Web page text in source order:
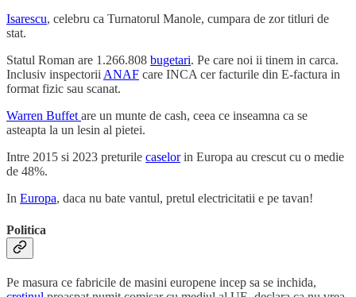
Isarescu, celebru ca Turnatorul Manole, cumpara de zor titluri de
stat.
Statul Roman are 1.266.808 bugetari. Pe care noi ii tinem in carca.
Inclusiv inspectorii ANAF care INCA cer facturile din E-factura in
format fizic sau scanat.
Warren Buffet are un munte de cash, ceea ce inseamna ca se
asteapta la un lesin al pietei.
Intre 2015 si 2023 preturile caselorin Europa au crescut cu o medie
de 48%.
In Europa, daca nu bate vantul, pretul electricitatii e pe tavan!
Politica
Pe masura ce fabricile de masini europene incep sa se inchida,